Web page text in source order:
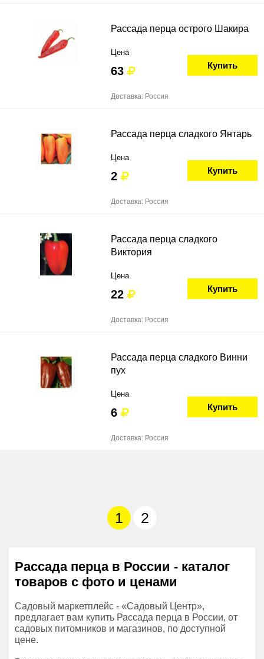
Рассада перца острого Шакира
Цена
63 Купить
Доставка: Россия
Рассада перца сладкого Янтарь
Цена
2 Купить
Доставка: Россия
Рассада перца сладкого
Виктория
Цена
22 Купить
Доставка: Россия
Рассада перца сладкого Винни
пух
Цена
6 Купить
Доставка: Россия
1 2
Рассада перца в России - каталог
товаров с фото и ценами
Садовый маркетплейс - «Садовый Центр»,
предлагает вам купить Рассада перца в России, от
садовых питомников и магазинов, по доступной
цене.